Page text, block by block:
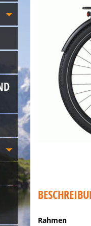
Rahmen